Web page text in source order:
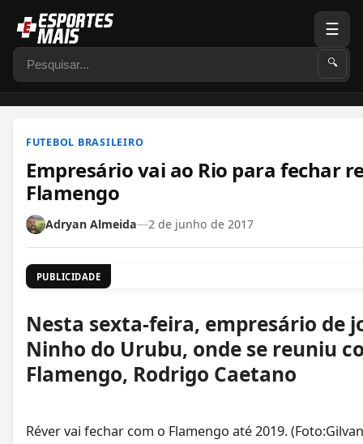
Pesquisar 🔍
☰
FUTEBOL BRASILEIRO
Empresário vai ao Rio para fechar
Flamengo
Adryan Almeida—2 de junho de 2017
PUBLICIDADE
Nesta sexta-feira, empresário de
Ninho do Urubu, onde se reuniu
Flamengo, Rodrigo Caetano
Réver vai fechar com o Flamengo até 2019.